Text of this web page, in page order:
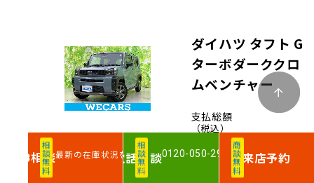
ダイハツ タフト G
ターボダーククロ
ムベンチャー
支払総額
（税込）
相談無料
WEB相談最新の在庫状況を確認
相談無料
電話相談0120-050-290 商談無料来店予約